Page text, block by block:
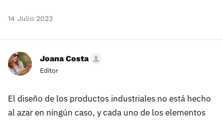
14 Julio 2023
Joana Costa
Editor
El diseño de los productos industriales no está hecho
al azar en ningún caso, y cada uno de los elementos